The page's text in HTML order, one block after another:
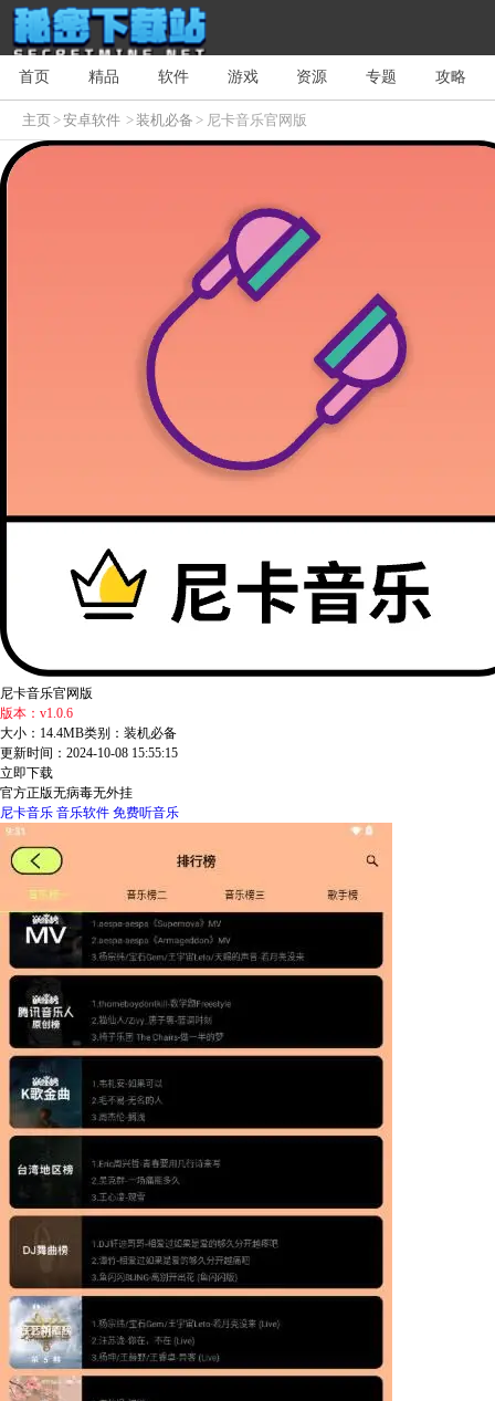
首页 精品 软件 游戏 资源 专题 攻略
主页>安卓软件 >装机必备 > 尼卡音乐官网版
尼卡音乐官网版
版本：v1.0.6
大小：14.4MB类别：装机必备
更新时间：2024-10-08 15:55:15
立即下载
官方正版无病毒无外挂
尼卡音乐 音乐软件 免费听音乐